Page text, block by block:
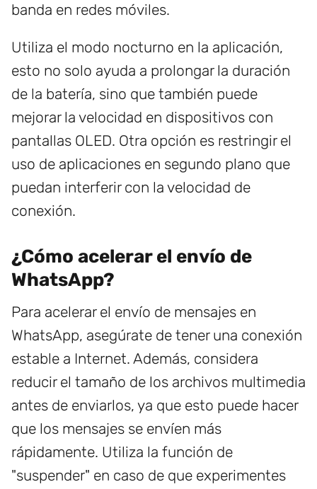
banda en redes móviles.
Utiliza el modo nocturno en la aplicación,
esto no solo ayuda a prolongar la duración
de la batería, sino que también puede
mejorar la velocidad en dispositivos con
pantallas OLED. Otra opción es restringir el
uso de aplicaciones en segundo plano que
puedan interferir con la velocidad de
conexión.
¿Cómo acelerar el envío de
WhatsApp?
Para acelerar el envío de mensajes en
WhatsApp, asegúrate de tener una conexión
estable a Internet. Además, considera
reducir el tamaño de los archivos multimedia
antes de enviarlos, ya que esto puede hacer
que los mensajes se envíen más
rápidamente. Utiliza la función de
"suspender" en caso de que experimentes